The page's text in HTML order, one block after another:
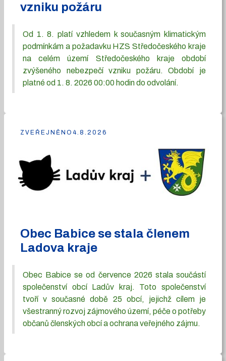
vzniku požáru
Od 1. 8. platí vzhledem k současným klimatickým
podmínkám a požadavku HZS Středočeského kraje
na celém území Středočeského kraje období
zvýšeného nebezpečí vzniku požáru. Období je
platné od 1. 8. 2026 00:00 hodin do odvolání.
Obec Babice se stala členem
Ladova kraje
Obec Babice se od července 2026 stala součástí
společenství obcí Ladův kraj. Toto společenství
tvoří v současné době 25 obcí, jejichž cílem je
všestranný rozvoj zájmového území, péče o potřeby
občanů členských obcí a ochrana veřejného zájmu.
ZVEŘEJNĚNO 4.8.2026